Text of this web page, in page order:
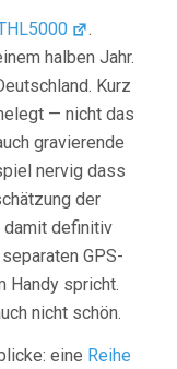
.
halben Jahr.
Kurz
— nicht das
gravierende
nervig dass
der
damit definitiv
GPS-
Handy spricht.
nicht schön.
eine Reihe